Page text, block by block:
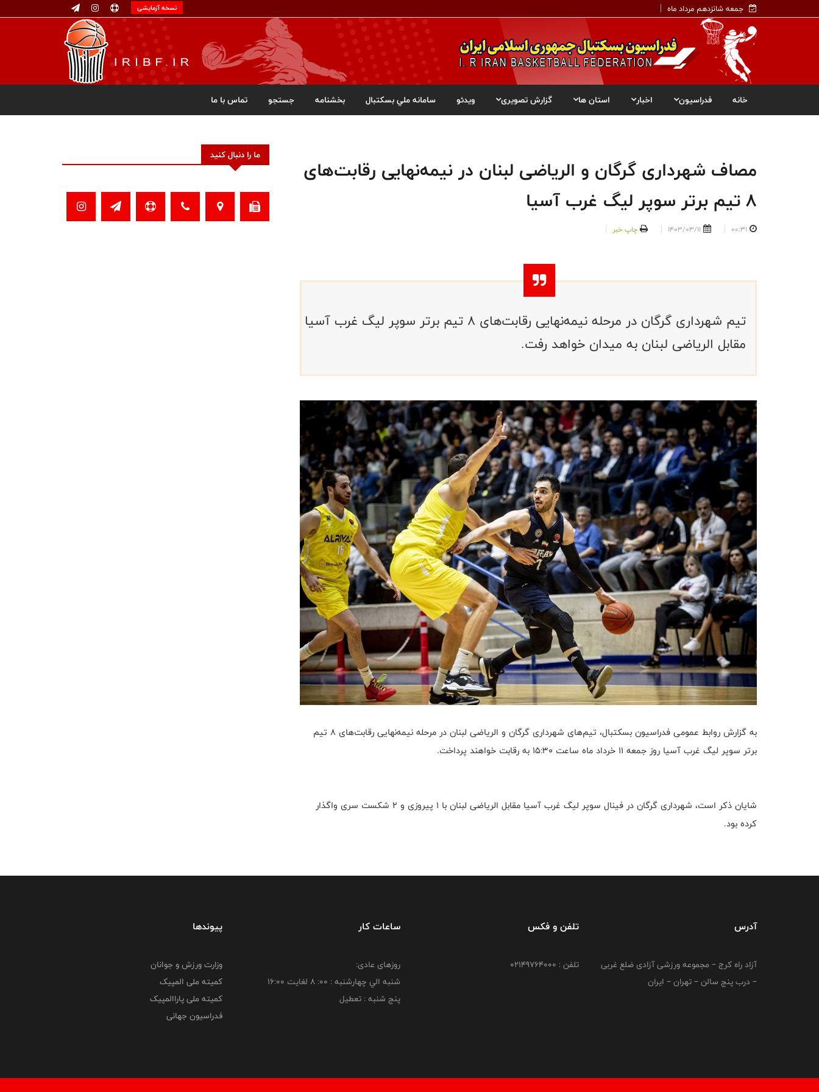
جمعه شانزدهم مرداد ماه نسخه آزمایشی
خانه فدراسیون اخبار استان ها گزارش تصویری ویدئو سامانه ملي بسکتبال بخشنامه جستجو تماس با ما
مصاف شهرداری گرگان و الریاضی لبنان در نیمه‌نهایی رقابت‌های
۸ تیم برتر سوپر لیگ غرب آسیا
00:31
1403/03/11 چاپ خبر
تیم شهرداری گرگان در مرحله نیمه‌نهایی رقابت‌های ۸ تیم برتر سوپر لیگ غرب آسیا
مقابل الریاضی لبنان به میدان خواهد رفت.
به گزارش روابط عمومی فدراسیون بسکتبال، تیم‌های شهرداری گرگان و الریاضی لبنان در مرحله نیمه‌نهایی رقابت‌های ۸ تیم
برتر سوپر لیگ غرب آسیا روز جمعه ۱۱ خرداد ماه ساعت ۱۵:۳۰ به رقابت خواهند پرداخت.
شایان ذکر است، شهرداری گرگان در فینال سوپر لیگ غرب آسیا مقابل الریاضی لبنان با ۱ پیروزی و ۲ شکست سری واگذار
کرده بود.
ما را دنبال کنید
آدرس
آزاد راه کرج – مجموعه ورزشی آزادی ضلع غربی
– درب پنج سالن – تهران – ایران
تلفن و فکس
تلفن : 02149764000
ساعات کار
روزهای عادی:
شنبه الي چهارشنبه : 00: 8 لغايت 16:00
پنج شنبه : تعطیل
پیوندها
وزارت ورزش و جوانان
کمیته ملی المپیک
کمیته ملی پاراالمپیک
فدراسیون جهانی